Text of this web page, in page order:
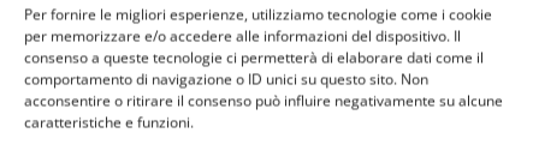
Per fornire le migliori esperienze, utilizziamo tecnologie come i cookie
per memorizzare e/o accedere alle informazioni del dispositivo. Il
consenso a queste tecnologie ci permetterà di elaborare dati come il
comportamento di navigazione o ID unici su questo sito. Non
acconsentire o ritirare il consenso può influire negativamente su alcune
caratteristiche e funzioni.
Impianti Elettrici Cliniche EconomiciSanta Maria
Delle Mole
Impianti Elettrici Case EconomiciSanta Maria Delle
Mole